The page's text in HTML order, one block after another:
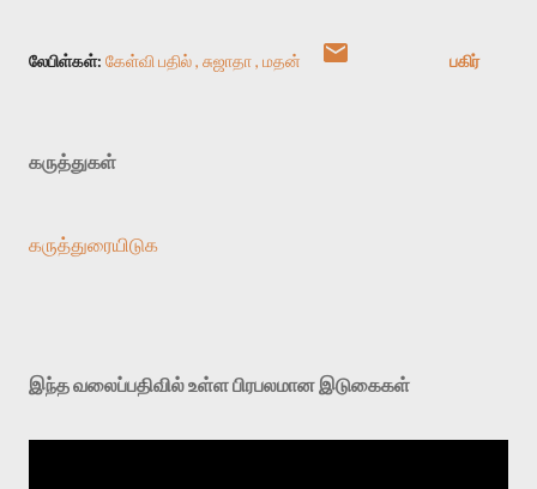
லேபிள்கள்: கேள்வி பதில் சுஜாதா மதன் பகிர்
கருத்துகள்
கருத்துரையிடுக
இந்த வலைப்பதிவில் உள்ள பிரபலமான இடுகைகள்